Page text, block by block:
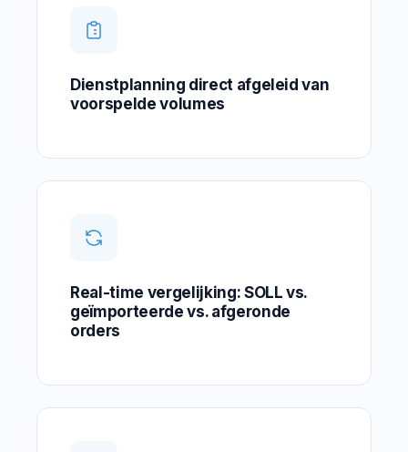
Dienstplanning direct afgeleid van
voorspelde volumes
Real-time vergelijking: SOLL vs.
geïmporteerde vs. afgeronde
orders